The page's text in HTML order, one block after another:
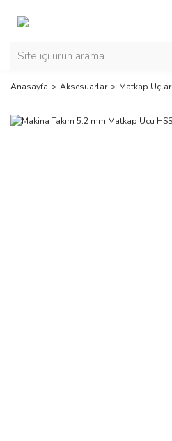
Anasayfa Aksesuarlar Matkap Uçlar